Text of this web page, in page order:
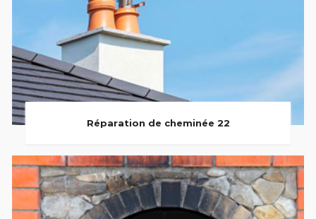
Réparation de cheminée 22